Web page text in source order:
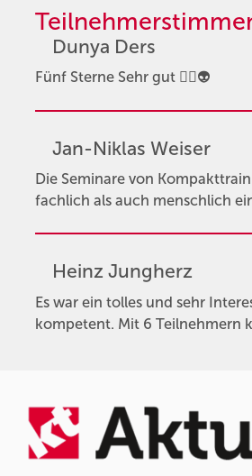
Dunya Ders
Fünf Sterne Sehr gut 👍🏻👽
Jan-Niklas Weiser
Die Seminare von
fachlich als auch menschlich
Heinz Jungherz
Es war ein tolles und sehr
kompetent. Mit 6 Teilnehmern